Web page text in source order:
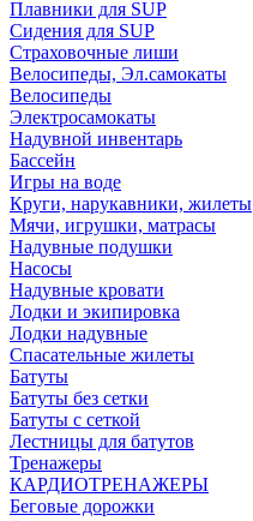
Плавники для SUP
Сидения для SUP
Страховочные лиши
Велосипеды, Эл.самокаты
Велосипеды
Электросамокаты
Надувной инвентарь
Бассейн
Игры на воде
Круги, нарукавники, жилеты
Мячи, игрушки, матрасы
Надувные подушки
Насосы
Надувные кровати
Лодки и экипировка
Лодки надувные
Спасательные жилеты
Батуты
Батуты без сетки
Батуты с сеткой
Лестницы для батутов
Тренажеры
КАРДИОТРЕНАЖЕРЫ
Беговые дорожки